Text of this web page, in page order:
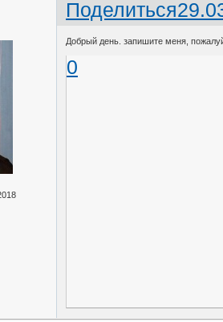
Поделиться
Добрый день. запишите меня,
0